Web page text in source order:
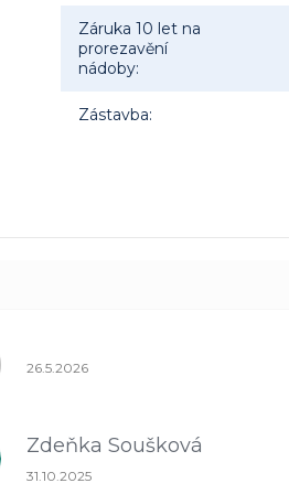
Záruka 10 let na
prorezavění
nádoby:
Zástavba:
Hodnocení obchodu je 1 z 5
26.5.2026
Zdeňka Soušková
Hodnocení obchodu je 5 z 5
31.10.2025